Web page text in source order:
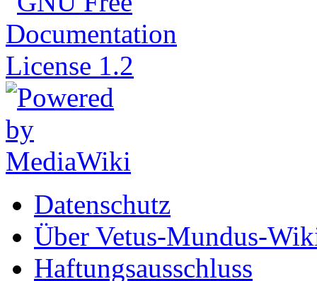
Datenschutz
Über Vetus-Mundus-
Haftungsausschluss